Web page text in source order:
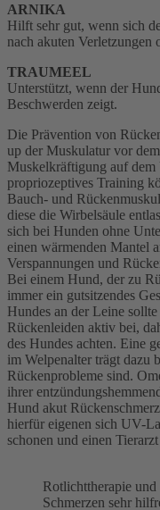
ARNIKA
Hilft sehr gut, wenn sich
nach akuten Verletzungen
TRAUMEEL
Unterstützt, wenn der
Beschwerden zeigt.
Die Prävention von
up der Muskulatur vor
Muskelkräftigung auf dem
propriozeptives Training
Bauch- und
diese die Wirbelsäule
sich bei Hunden ohne
einen wärmenden Mantel
Verspannungen und
Bei einem Hund, der zu
immer ein gutsitzendes
Hundes an der Leine
Rückenleiden aktiv bei,
des Hundes achten. Eine
im Welpenalter trägt dazu
Rückenprobleme sind.
ihrer
Hund akut
hierfür eigenen sich UV-
schonen und einen
Rotlichttherapie
Schmerzen sehr